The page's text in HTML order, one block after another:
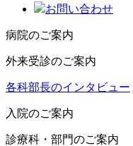
お問い合わせ
病院のご案内
外来受診のご案内
各科部長のインタビュー
入院のご案内
診療科・部門のご案内